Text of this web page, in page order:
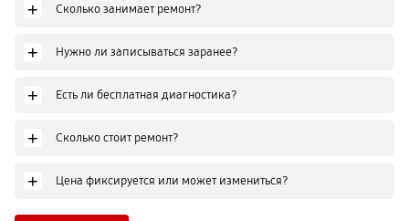
+ Сколько занимает ремонт?
+ Нужно ли записываться заранее?
+ Есть ли бесплатная диагностика?
+ Сколько стоит ремонт?
+ Цена фиксируется или может измениться?